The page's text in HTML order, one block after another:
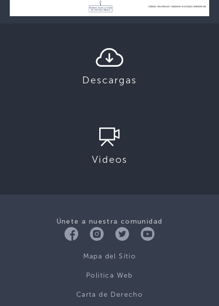
Descargas
Videos
Únete a nuestra comunidad
Mapa del Sitio
Politica Web
Carta de Derecho